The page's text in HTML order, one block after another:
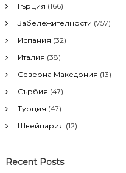
Гърция (166)
Забележителности (757)
Испания (32)
Италия (38)
Северна Македония (13)
Сърбия (47)
Турция (47)
Швейцария (12)
Recent Posts